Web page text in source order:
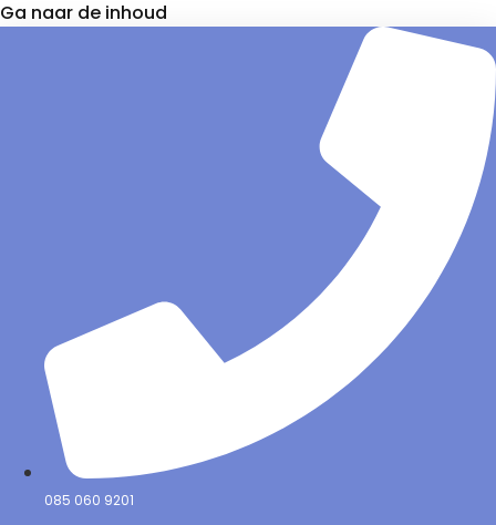
Ga naar de inhoud
085 060 9201